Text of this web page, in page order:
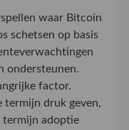
waar Bitcoin
schetsen op basis
ondersteunen.
factor.
termijn druk geven,
termijn adoptie